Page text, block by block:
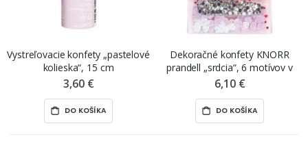
Vystreľovacie konfety „pastelové
kolieska“, 15 cm
3,60 €
DO KOŠÍKA
Dekoračné konfety KNORR
prandell „srdcia“, 6 motívov v
balení
6,10 €
DO KOŠÍKA